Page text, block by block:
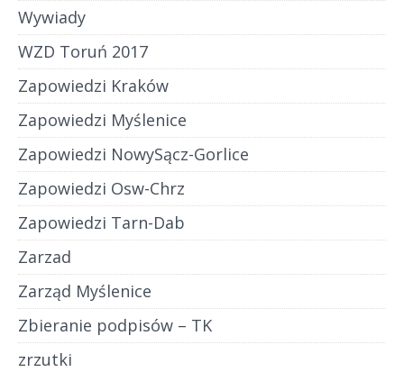
Wywiady
WZD Toruń 2017
Zapowiedzi Kraków
Zapowiedzi Myślenice
Zapowiedzi NowySącz-Gorlice
Zapowiedzi Osw-Chrz
Zapowiedzi Tarn-Dab
Zarzad
Zarząd Myślenice
Zbieranie podpisów – TK
zrzutki